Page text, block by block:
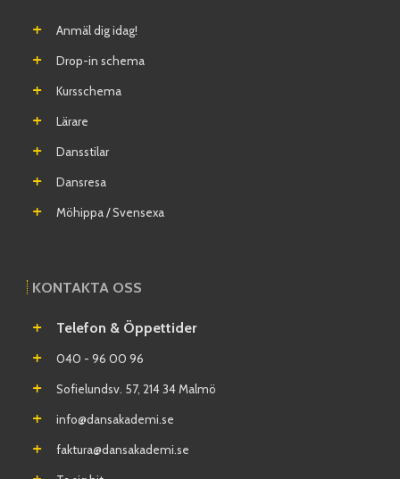
Anmäl dig idag!
Drop-in schema
Kursschema
Lärare
Dansstilar
Dansresa
Möhippa / Svensexa
KONTAKTA OSS
Telefon & Öppettider
040 - 96 00 96
Sofielundsv. 57, 214 34 Malmö
info@dansakademi.se
faktura@dansakademi.se